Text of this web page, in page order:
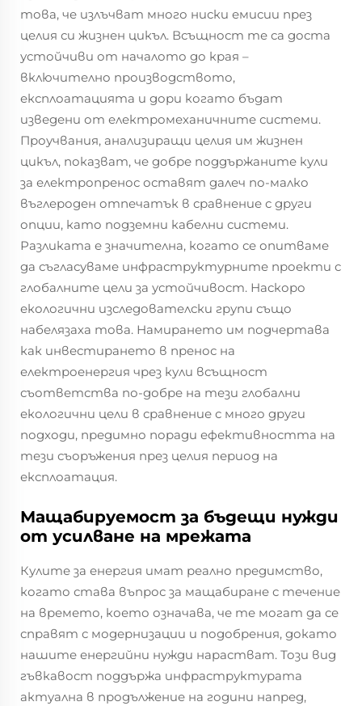
това, че излъчват много ниски емисии през
целия си жизнен цикъл. Всъщност те са доста
устойчиви от началото до края –
включително производството,
експлоатацията и дори когато бъдат
изведени от електромеханичните системи.
Проучвания, анализиращи целия им жизнен
цикъл, показват, че добре поддържаните кули
за електропренос оставят далеч по-малко
въглероден отпечатък в сравнение с други
опции, като подземни кабелни системи.
Разликата е значителна, когато се опитваме
да съгласуваме инфраструктурните проекти с
глобалните цели за устойчивост. Наскоро
екологични изследователски групи също
набелязаха това. Намирането им подчертава
как инвестирането в пренос на
електроенергия чрез кули всъщност
съответства по-добре на тези глобални
екологични цели в сравнение с много други
подходи, предимно поради ефективността на
тези съоръжения през целия период на
експлоатация.
Мащабируемост за бъдещи нужди
от усилване на мрежата
Кулите за енергия имат реално предимство,
когато става въпрос за мащабиране с течение
на времето, което означава, че те могат да се
справят с модернизации и подобрения, докато
нашите енергийни нужди нарастват. Този вид
гъвкавост поддържа инфраструктурата
актуална в продължение на години напред,